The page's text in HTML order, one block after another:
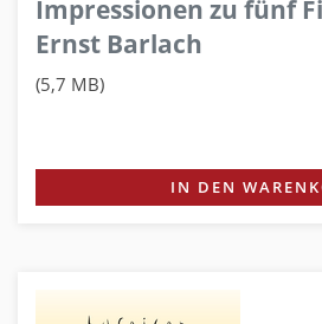
Impressionen zu fünf
Ernst Barlach
(5,7 MB)
IN DEN